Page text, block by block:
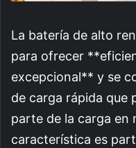
La batería de alto
para ofrecer
excepcional** y se
de carga rápida que
parte de la carga en
característica es